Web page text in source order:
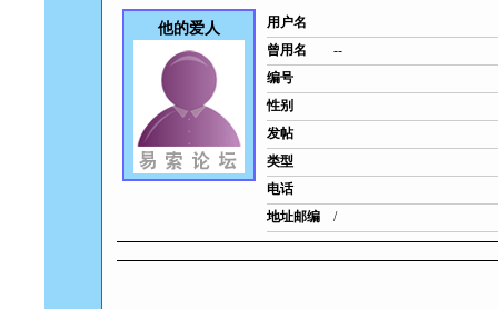
他的爱人
用户名
曾用名
--
编号
性别
发帖
类型
电话
地址邮编
/